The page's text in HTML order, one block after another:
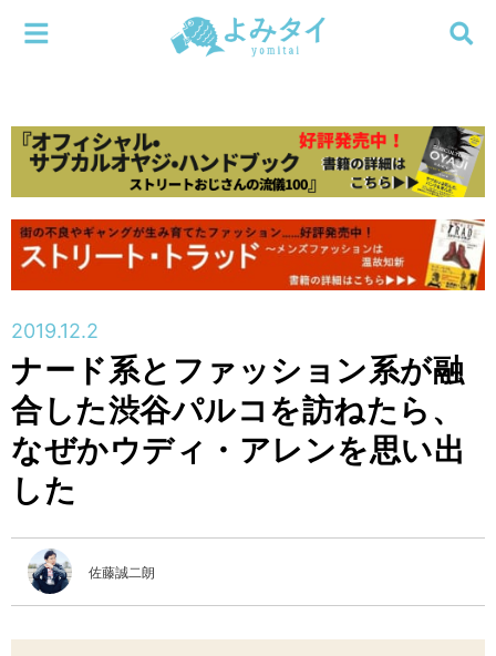
新着
連載
新刊
編集部
検索する
メニューを閉じる
2019.12.2
ナード系とファッション系が融
合した渋谷パルコを訪ねたら、
なぜかウディ・アレンを思い出
した
佐藤誠二朗